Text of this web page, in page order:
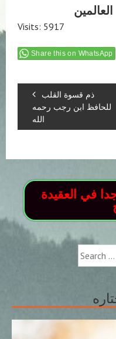
Visits: 5917
Share this on WhatsApp
ذم قسوة القلب
للحافظ ابن رجب رحمه
الله
في العقيدة
Search
for: